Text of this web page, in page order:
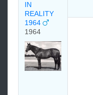
IN
REALITY
1964
1964